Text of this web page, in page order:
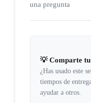
una pregunta
💡 Comparte
¿Has usado este
tiempos de
ayudar a otros.